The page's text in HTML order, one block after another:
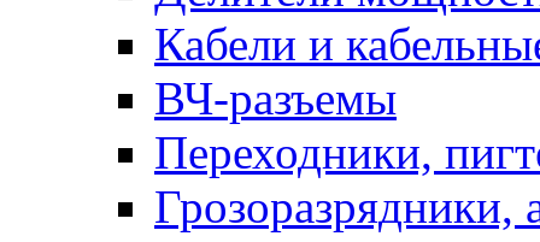
Кабели и
ВЧ-разъемы
Переходники,
Грозоразрядники,